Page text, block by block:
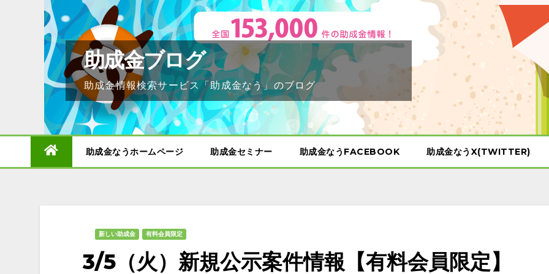
助成金ブログ
助成金情報検索サービス「助成金なう」のブログ
助成金なうホームページ 助成金セミナー 助成金なうFACEBOOK 助成金なうX(TWITTER)
新しい助成金 有料会員限定
3/5（火）新規公示案件情報【有料会員限定】